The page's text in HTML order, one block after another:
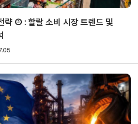
경영
공시
의사결정기구
정관
윤리
경영
무역센터
윤리헌장
협회윤리강령
채용
인재상
채용절차
직원채용FAQ
찾아
오시
는 길
략 ③ : 할랄 소비 시장 트렌드 및